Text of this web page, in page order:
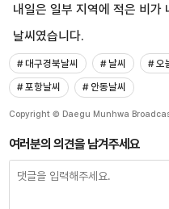
내일은 일부 지역에 적은 비가
날씨였습니다.
# 대구경북날씨 # 날씨 # 오
# 포항날씨
# 안동날씨
Copyright © Daegu Munhwa
여러분의 의견을 남겨주세요